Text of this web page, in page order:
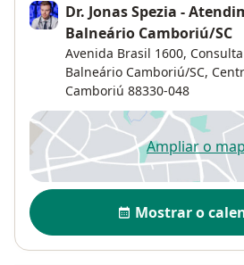
Dr. Jonas Spezia -
Balneário Camboriú/SC
Avenida Brasil 1600,
Balneário Camboriú/SC,
Camboriú 88330-048
Ampliar oabre
Disponibilidade
Mostrar o